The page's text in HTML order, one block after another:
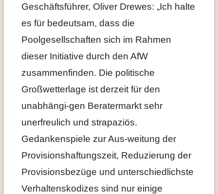
Geschäftsführer, Oliver Drewes: „Ich halte
es für bedeutsam, dass die
Poolgesellschaften sich im Rahmen
dieser Initiative durch den AfW
zusammenfinden. Die politische
Großwetterlage ist derzeit für den
unabhängi-gen Beratermarkt sehr
unerfreulich und strapaziös.
Gedankenspiele zur Aus-weitung der
Provisionshaftungszeit, Reduzierung der
Provisionsbezüge und unterschiedlichste
Verhaltenskodizes sind nur einige